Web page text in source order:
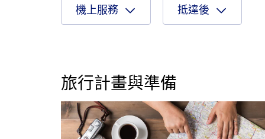
機上服務 抵達後
旅行計畫與準備